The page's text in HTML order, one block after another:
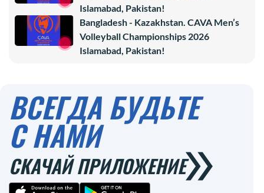
Islamabad, Pakistan!
Bangladesh - Kazakhstan. CAVA Men’s
Volleyball Championships 2026
Islamabad, Pakistan!
ВСЕГДА БУДЬТЕ
С НАМИ
СКАЧАЙ ПРИЛОЖЕНИЕ